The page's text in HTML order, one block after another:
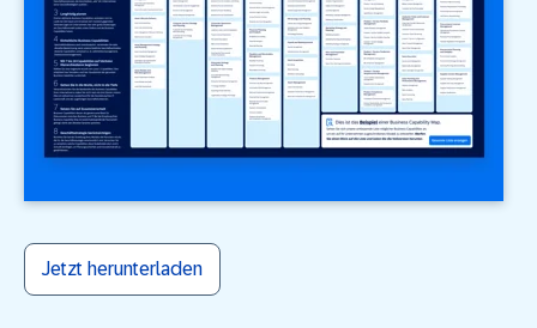
Jetzt herunterladen